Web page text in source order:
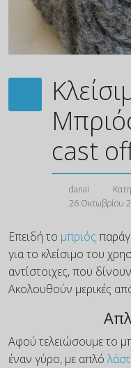
cast
danai
26 Οκτωβρίου
Επειδή το μπριός
για το κλείσιμο του
αντίστοιχες, που
Ακολουθούν μερικές
Αφού τελειώσουμε το
έναν γύρο, με απλό